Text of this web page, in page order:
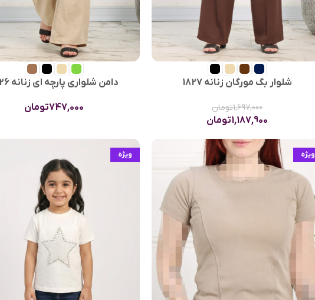
شلوار بگ مورگان زنانه 1827
1,697,000تومان
1,187,900تومان
دامن شلواری پارچه‌ ای زنانه 1826
747,000تومان
ویژه ویژه